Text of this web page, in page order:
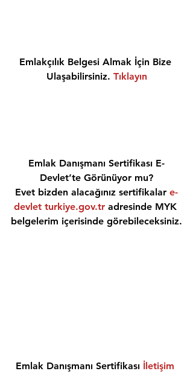
Emlakçılık Belgesi Almak İçin Bize
Ulaşabilirsiniz. Tıklayın
Emlak Danışmanı Sertifikası E-
Devlet’te Görünüyor mu?
Evet bizden alacağınız sertifikalar e-
devlet turkiye.gov.tr adresinde MYK
belgelerim içerisinde görebileceksiniz.
Emlak Danışmanı Sertifikası İletişim